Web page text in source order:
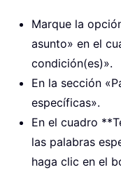
Marque la
asunto» en el
condición(es)».
En la sección
específicas».
En el cuadro
las palabras
haga clic en el